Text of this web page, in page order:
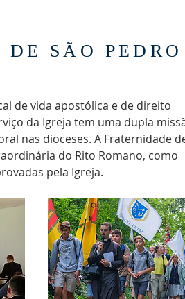
SÃO PEDRO
de vida apostólica e de direito
da Igreja tem uma dupla
nas dioceses. A Fraternidade
do Rito Romano, como
pela Igreja.